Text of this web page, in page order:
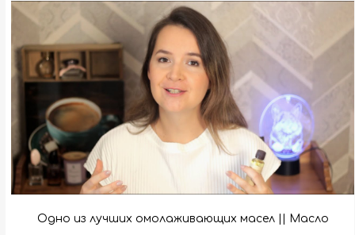
Одно из лучших омолаживающих масел || Масло